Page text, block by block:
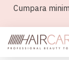
Cumpara